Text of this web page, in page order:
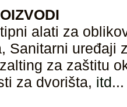
alati za
Sanitarni uređaji
za zaštitu
za dvorišta, itd...